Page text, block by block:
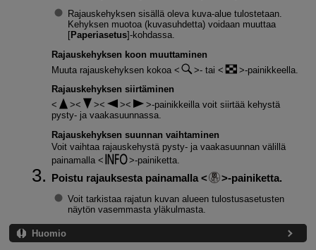
Rajauskehyksen sisällä oleva kuva-alue tulostetaan.
Kehyksen muotoa (kuvasuhdetta) voidaan muuttaa
[Paperiasetus]-kohdassa.
Rajauskehyksen koon muuttaminen
Muuta rajauskehyksen kokoa
- tai
-painikkeella.
Rajauskehyksen siirtäminen
-painikkeilla voit siirtää kehystä
pysty- ja vaakasuunnassa.
Rajauskehyksen suunnan vaihtaminen
Voit vaihtaa rajauskehystä pysty- ja vaakasuunnan välillä
painamalla
-painiketta.
Poistu rajauksesta painamalla -painiketta.
Voit tarkistaa rajatun kuvan alueen tulostusasetusten
näytön vasemmasta yläkulmasta.
Huomio